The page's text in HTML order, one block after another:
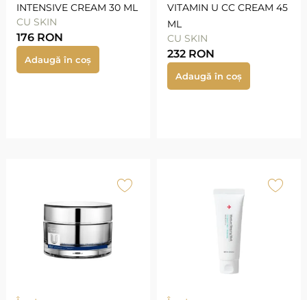
INTENSIVE CREAM 30 ML
CU SKIN
176 RON
Adaugă în coș
VITAMIN U CC CREAM 45
ML
CU SKIN
232 RON
Adaugă în coș